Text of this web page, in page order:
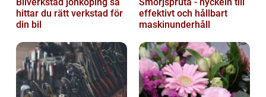
hittar du rätt verkstad för
din bil
effektivt och hållbart
maskinunderhåll